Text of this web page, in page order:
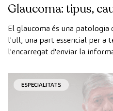
Glaucoma: tipus,
El glaucoma és una
l'ull, una part essencial per a
l'encarregat d'enviar la
ESPECIALITATS